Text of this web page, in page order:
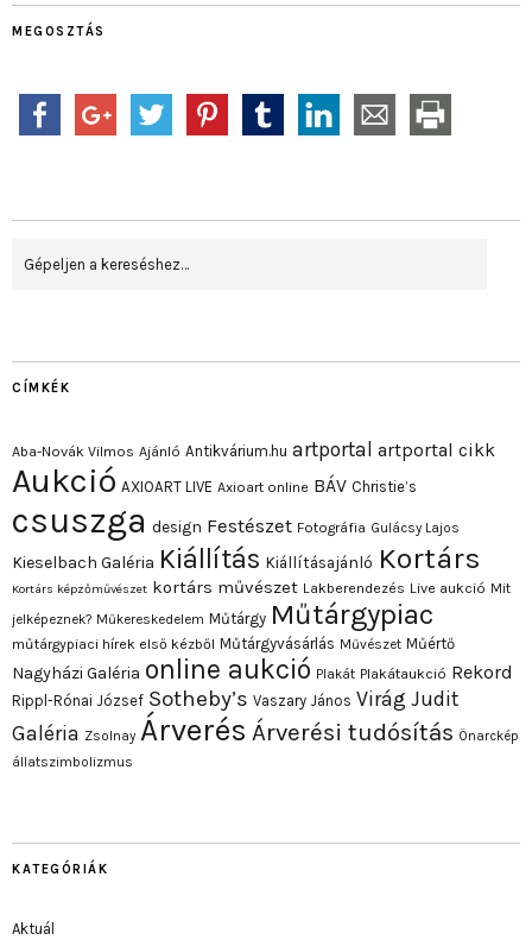
MEGOSZTÁS
CÍMKÉK
Aba-Novák Vilmos Ajánló Antikvárium.hu artportal artportal cikk
Aukció AXIOART LIVE Axioart online BÁV Christie’s
csuszga design Festészet Fotográfia Gulácsy Lajos
Kieselbach Galéria Kiállítás Kiállításajánló Kortárs
Kortárs képzőművészet kortárs művészet Lakberendezés Live aukció Mit
jelképeznek? Műkereskedelem Műtárgy Műtárgypiac
műtárgypiaci hírek első kézből Műtárgyvásárlás Művészet Műértő
Nagyházi Galéria online aukció Plakát Plakátaukció Rekord
Rippl-Rónai József Sotheby’s Vaszary János Virág Judit
Galéria Zsolnay Árverés Árverési tudósítás Önarckép
állatszimbolizmus
KATEGÓRIÁK
Aktuál